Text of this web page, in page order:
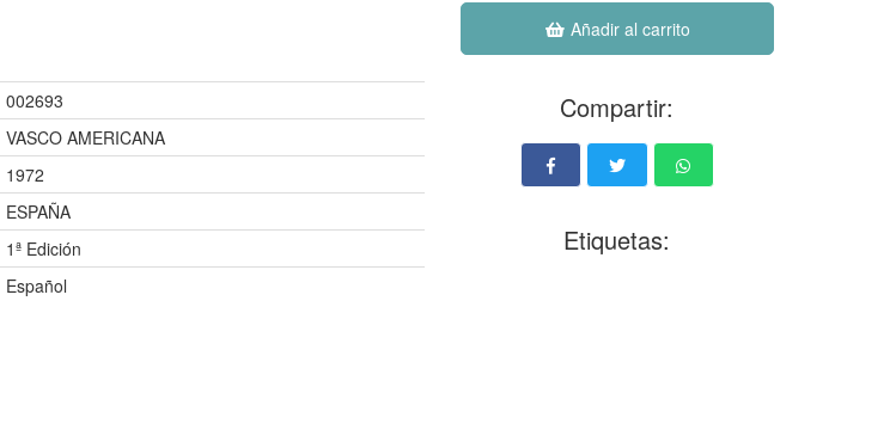
002693
VASCO AMERICANA
1972
ESPAÑA
1ª Edición
Español
Añadir al carrito
Compartir:
Etiquetas: